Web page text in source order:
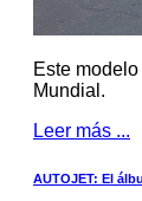
Este
Mundial.
Leer más ...
AUTOJET: El